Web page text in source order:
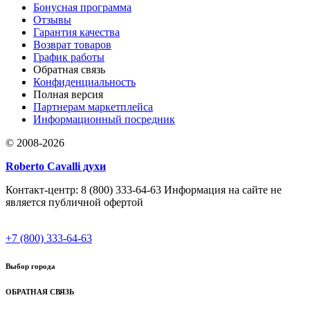
Бонусная программа
Отзывы
Гарантия качества
Возврат товаров
График работы
Обратная связь
Конфиденциальность
Полная версия
Партнерам маркетплейса
Информационный посредник
© 2008-2026
Roberto Cavalli духи
Контакт-центр: 8 (800) 333-64-63 Информация на сайте не
является публичной офертой
+7 (800) 333-64-63
Выбор города
ОБРАТНАЯ СВЯЗЬ